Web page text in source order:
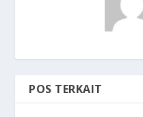
POS TERKAIT